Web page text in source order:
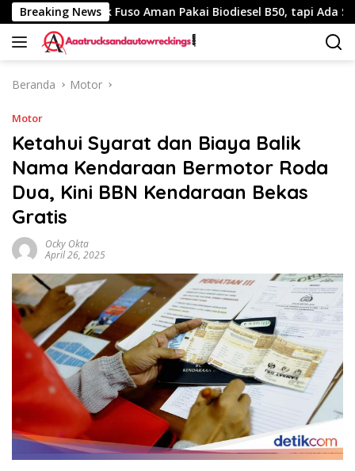
Langsung
ke
konten
Breaking News
Truk Fuso Aman Pakai Biodiesel B50, tapi Ada Saran Ini
Beranda Motor
Motor
Ketahui Syarat dan Biaya Balik
Nama Kendaraan Bermotor Roda
Dua, Kini BBN Kendaraan Bekas
Gratis
Ocky Okta
April 26, 2025